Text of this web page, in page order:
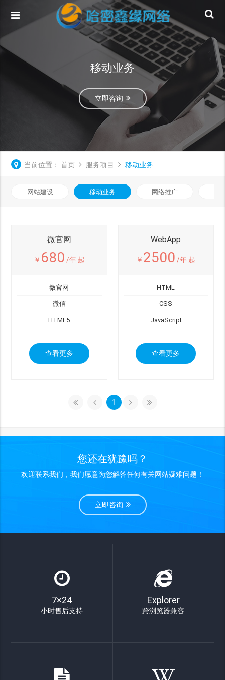
移动业务
立即咨询
当前位置： 首页 服务项目 移动业务
网站建设 移动业务 网络推广
微官网
￥ 680 /年 起
微官网
微信
HTML5
查看更多
WebApp
￥ 2500 /年 起
HTML
CSS
JavaScript
查看更多
1
您还在犹豫吗？
欢迎联系我们，我们愿意为您解答任何有关网站疑难问题！
立即咨询
7×24
小时售后支持
Explorer
跨浏览器兼容